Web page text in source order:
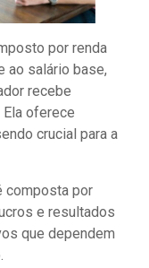
por renda
ao salário base,
recebe
oferece
crucial para a
composta por
e resultados
que dependem